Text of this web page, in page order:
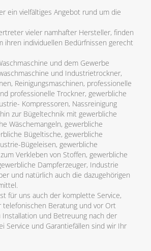
ein vielfältiges Angebot rund um die
vieler namhafter Hersteller, finden
ihren individuellen Bedürfnissen gerecht
und dem Gewerbe
und Industrietrockner,
Reinigungsmaschinen, professionelle
professionelle Trockner, gewerbliche
Kompressoren, Nassreinigung
zur Bügeltechnik mit gewerbliche
Wäschemangeln, gewerbliche
Bügeltische, gewerbliche
Bügeleisen, gewerbliche
Verkleben von Stoffen, gewerbliche
Dampferzeuger, Industrie
und natürlich auch die dazugehörigen
für uns auch der komplette Service,
telefonischen Beratung und vor Ort
Installation und Betreuung nach der
Service und Garantiefällen sind wir Ihr